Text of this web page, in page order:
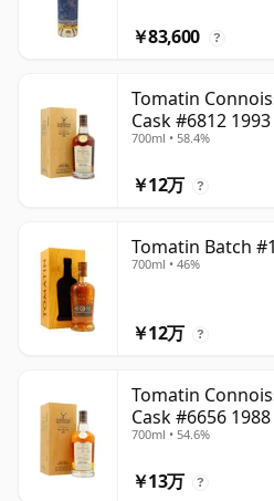
￥83,600 ?
Tomatin
Cask #6812
700ml • 58.4%
￥12万 ?
Tomatin Batch
700ml • 46%
￥12万 ?
Tomatin
Cask #6656
700ml • 54.6%
￥13万 ?